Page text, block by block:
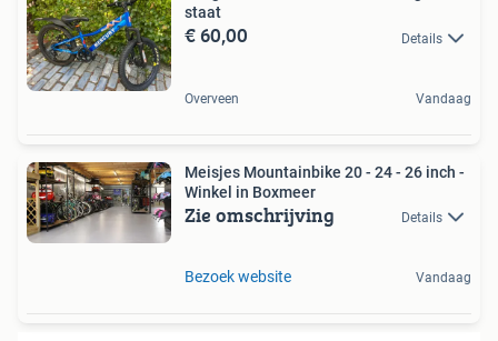
staat
€ 60,00 Details
Overveen Vandaag
Meisjes Mountainbike 20 - 24 - 26 inch -
Winkel in Boxmeer
Zie omschrijving Details
Bezoek website Vandaag